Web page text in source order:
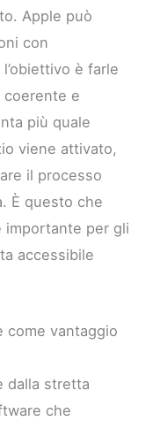
Apple può
con
è farle
coerente e
più quale
viene attivato,
il processo
È questo che
importante per gli
accessibile
come vantaggio
dalla stretta
che